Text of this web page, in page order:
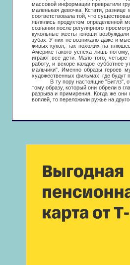
массовой информации превратили
маленькая девочка. Кстати,
соответствовала той, что
являлись продуктом определенной
сознании после регулярного
кукольные жесты юноши
зубах. У них не возникало даже и
живых кукол, так похожих на
Америке такого успеха лишь
играют все дети. Мало того, четыре
работу, и вскоре каждое субботнее
мальчики". Именно образы героев
художественных фильмах, где будут
В ту пору настоящие "Битлз",
тому образу, который они обрели в
разрыва и примирения. Когда же они
воплей, то переложили ружье на